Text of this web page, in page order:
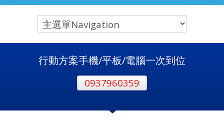
行動方案手機/平板/電腦一次到位
0937960359